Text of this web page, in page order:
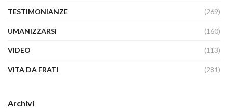
TESTIMONIANZE (269)
UMANIZZARSI (160)
VIDEO (113)
VITA DA FRATI (281)
Archivi